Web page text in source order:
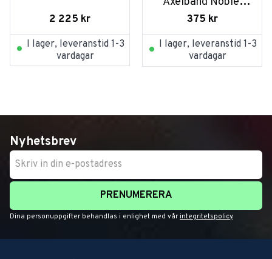
2 225 kr
I lager, leveranstid 1-3
vardagar
Rose
375 kr
I lager, leveranstid 1-3
vardagar
Nyhetsbrev
PRENUMERERA
Dina personuppgifter behandlas i enlighet med vår integritetspolicy.